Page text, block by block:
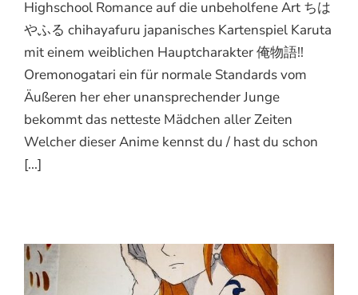
Highschool Romance auf die unbeholfene Art ちは
やふる chihayafuru japanisches Kartenspiel Karuta
mit einem weiblichen Hauptcharakter 俺物語!!
Oremonogatari ein für normale Standards vom
Äußeren her eher unansprechender Junge
bekommt das netteste Mädchen aller Zeiten
Welcher dieser Anime kennst du / hast du schon
[...]